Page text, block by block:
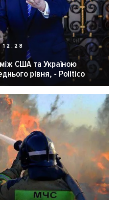
США та Україною
рівня, - Politico